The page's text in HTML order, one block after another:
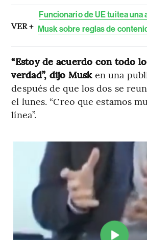
VER +
Funcionario de UE tuitea una
Musk sobre reglas de
“Estoy de acuerdo con todo
verdad”, dijo Musken una
después de que los dos se
el lunes. “Creo que estamos
línea”.